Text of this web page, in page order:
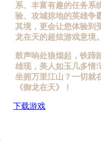
系、丰富有趣的任务系
验、攻城掠地的英雄争
其境，更会让您体验到
龙在天的超炫游戏意境
鼓声响处狼烟起，铁蹄
雄现，美人如玉几多情
坐拥万里江山？一切就
《御龙在天》！
下载游戏